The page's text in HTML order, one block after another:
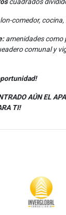
comedor, cocina,
amenidades como
comunal y
AÚN EL
TI!